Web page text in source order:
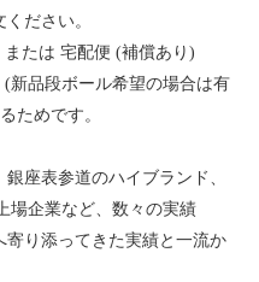
ださい。
たは 宅配便 (補償あり)
新品段ボール希望の場合は有
ためです。
座表参道のハイブランド、
場企業など、数々の実績
り添ってきた実績と一流か